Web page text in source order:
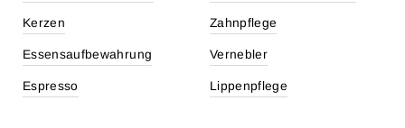
Kerzen Zahnpflege
Essensaufbewahrung Vernebler
Espresso Lippenpflege